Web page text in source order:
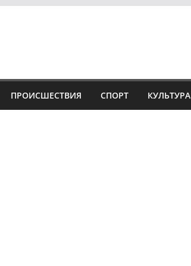
ПРОИСШЕСТВИЯ СПОРТ КУЛЬТУРА